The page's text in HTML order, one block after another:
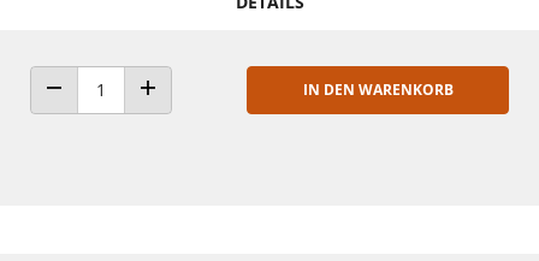
ANZAHL VERRINGERNANZAHL ERHÖHEN
IN DEN WARENKORB